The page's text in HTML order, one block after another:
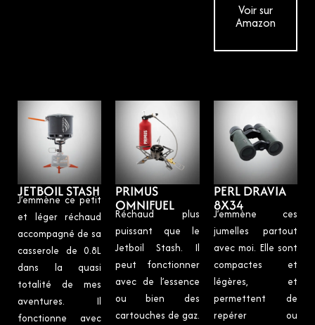
Voir sur
Amazon
JETBOIL STASH
J’emmène ce petit
et léger réchaud
accompagné de sa
casserole de 0.8L
dans la quasi
totalité de mes
aventures. Il
fonctionne avec
PRIMUS
OMNIFUEL
Réchaud plus
puissant que le
Jetboil Stash. Il
peut fonctionner
avec de l’essence
ou bien des
cartouches de gaz.
PERL DRAVIA
8X34
J’emmène ces
jumelles partout
avec moi. Elle sont
compactes et
légères, et
permettent de
repérer ou